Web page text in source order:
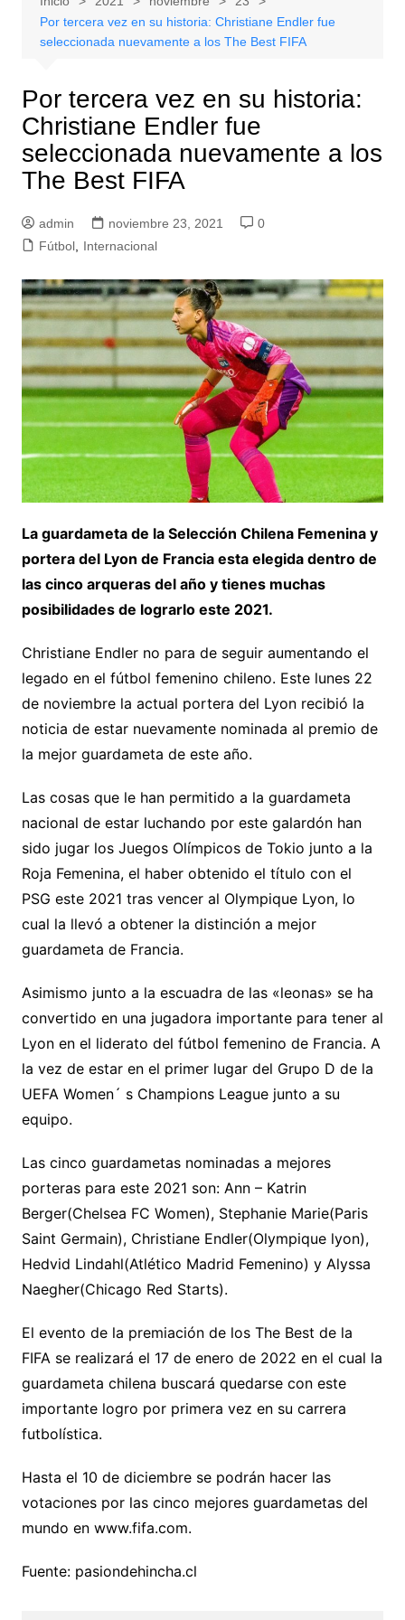
Por tercera vez en su historia: Christiane Endler fue
seleccionada nuevamente a los The Best FIFA
Por tercera vez en su historia:
Christiane Endler fue
seleccionada nuevamente a los
The Best FIFA
admin noviembre 23, 2021
0
Fútbol, Internacional
La guardameta de la Selección Chilena Femenina y
portera del Lyon de Francia esta elegida dentro de
las cinco arqueras del año y tienes muchas
posibilidades de lograrlo este 2021.
Christiane Endler no para de seguir aumentando el
legado en el fútbol femenino chileno. Este lunes 22
de noviembre la actual portera del Lyon recibió la
noticia de estar nuevamente nominada al premio de
la mejor guardameta de este año.
Las cosas que le han permitido a la guardameta
nacional de estar luchando por este galardón han
sido jugar los Juegos Olímpicos de Tokio junto a la
Roja Femenina, el haber obtenido el título con el
PSG este 2021 tras vencer al Olympique Lyon, lo
cual la llevó a obtener la distinción a mejor
guardameta de Francia.
Asimismo junto a la escuadra de las «leonas» se ha
convertido en una jugadora importante para tener al
Lyon en el liderato del fútbol femenino de Francia. A
la vez de estar en el primer lugar del Grupo D de la
UEFA Women´ s Champions League junto a su
equipo.
Las cinco guardametas nominadas a mejores
porteras para este 2021 son: Ann – Katrin
Berger(Chelsea FC Women), Stephanie Marie(Paris
Saint Germain), Christiane Endler(Olympique lyon),
Hedvid Lindahl(Atlético Madrid Femenino) y Alyssa
Naegher(Chicago Red Starts).
El evento de la premiación de los The Best de la
FIFA se realizará el 17 de enero de 2022 en el cual la
guardameta chilena buscará quedarse con este
importante logro por primera vez en su carrera
futbolística.
Hasta el 10 de diciembre se podrán hacer las
votaciones por las cinco mejores guardametas del
mundo en www.fifa.com.
Fuente: pasiondehincha.cl